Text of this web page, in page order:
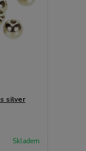
silver
Skladem